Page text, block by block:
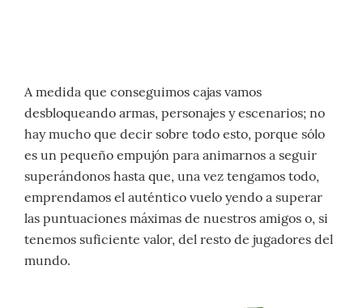
A medida que conseguimos cajas vamos
desbloqueando armas, personajes y escenarios; no
hay mucho que decir sobre todo esto, porque sólo
es un pequeño empujón para animarnos a seguir
superándonos hasta que, una vez tengamos todo,
emprendamos el auténtico vuelo yendo a superar
las puntuaciones máximas de nuestros amigos o, si
tenemos suficiente valor, del resto de jugadores del
mundo.